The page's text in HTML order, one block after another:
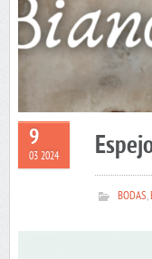
9
03 2024
BODAS,